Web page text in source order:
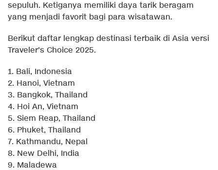
sepuluh. Ketiganya memiliki daya tarik beragam
yang menjadi favorit bagi para wisatawan.
Berikut daftar lengkap destinasi terbaik di Asia versi
Traveler's Choice 2025.
1. Bali, Indonesia
2. Hanoi, Vietnam
3. Bangkok, Thailand
4. Hoi An, Vietnam
5. Siem Reap, Thailand
6. Phuket, Thailand
7. Kathmandu, Nepal
8. New Delhi, India
9. Maladewa